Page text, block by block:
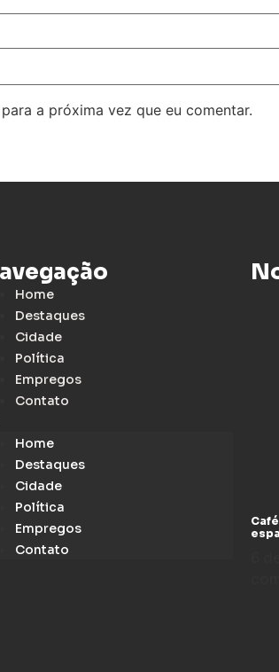
a próxima vez que eu comentar.
Home
Destaques
Cidade
Política
Empregos
Contato
Home
Destaques
Cidade
Política
Empregos
Contato